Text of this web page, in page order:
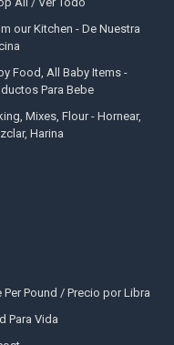
our Kitchen - De Nuestra
Food, All Baby Items -
Para Bebe
Mixes, Flour - Hornear,
Harina
Per Pound / Precio por Libra
Para Vida